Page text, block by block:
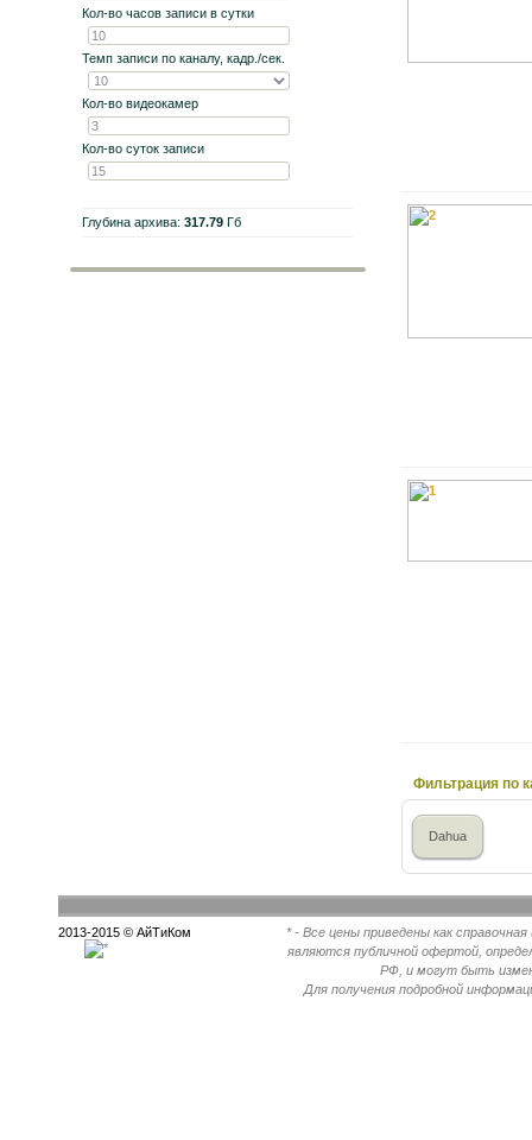
Кол-во часов записи в сутки
Темп записи по каналу, кадр./сек.
Кол-во видеокамер
Кол-во суток записи
Глубина архива: 317.79 Гб
Фильтрация по
Dahua
2013-2015 © АйТиКом
* - Все цены приведены как
являются публичной офертой,
РФ, и могут быть
Для получения подробной